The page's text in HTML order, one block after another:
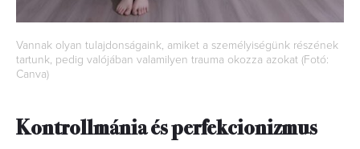
Vannak olyan tulajdonságaink, amiket a személyiségünk részének
tartunk, pedig valójában valamilyen trauma okozza azokat (Fotó:
Canva)
Kontrollmánia és perfekcionizmus